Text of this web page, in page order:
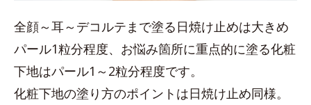
全顔～耳～デコルテまで塗る日焼け止めは大きめ
パール1粒分程度、お悩み箇所に重点的に塗る化粧
下地はパール1～2粒分程度です。
化粧下地の塗り方のポイントは日焼け止め同様。